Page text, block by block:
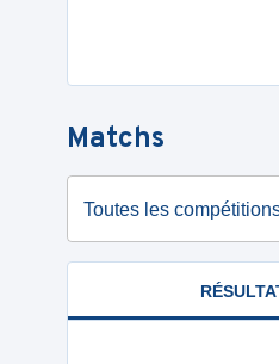
Matchs
Toutes les